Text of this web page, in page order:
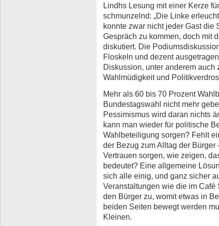
Lindhs Lesung mit einer Kerze
schmunzelnd: „Die Linke
konnte zwar nicht jeder Gast die
Gespräch zu kommen, doch mit
diskutiert. Die
Floskeln und dezent
Diskussion, unter anderem
Wahlmüdigkeit und
Mehr als 60 bis 70 Prozent
Bundestagswahl nicht mehr
Pessimismus wird daran nichts
kann man wieder für politische
Wahlbeteiligung sorgen? Fehlt
der Bezug zum Alltag der
Vertrauen sorgen, wie zeigen,
bedeutet? Eine allgemeine
sich alle einig, und ganz sicher
Veranstaltungen wie die im
den Bürger zu, womit etwas in
beiden Seiten bewegt werden
Kleinen.